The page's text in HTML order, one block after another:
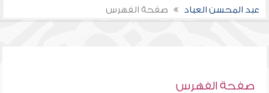
عبد المحسن العباد
صفحة الفهرس
صفحة الفهرس